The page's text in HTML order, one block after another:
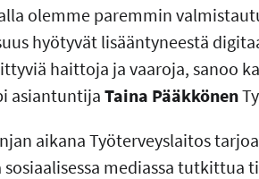
olemme paremmin
hyötyvät lisääntyneestä
haittoja ja vaaroja, sanoo
asiantuntija Taina Pääkkönen
aikana Työterveyslaitos
mediassa tutkittua